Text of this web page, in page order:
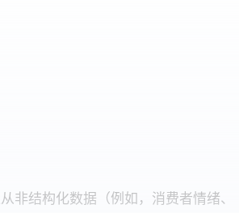
非结构化数据（例如，消费者情绪、